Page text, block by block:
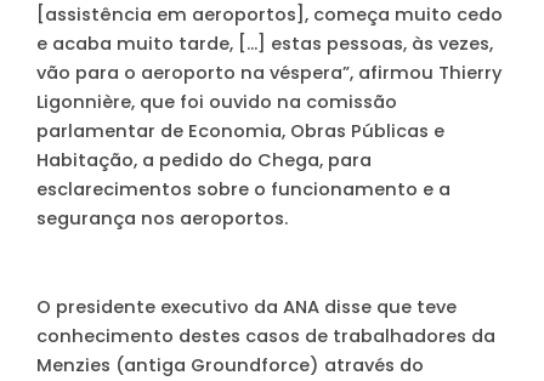
[assistência em aeroportos], começa muito cedo
e acaba muito tarde, […] estas pessoas, às vezes,
vão para o aeroporto na véspera”, afirmou Thierry
Ligonnière, que foi ouvido na comissão
parlamentar de Economia, Obras Públicas e
Habitação, a pedido do Chega, para
esclarecimentos sobre o funcionamento e a
segurança nos aeroportos.
O presidente executivo da ANA disse que teve
conhecimento destes casos de trabalhadores da
Menzies (antiga Groundforce) através do